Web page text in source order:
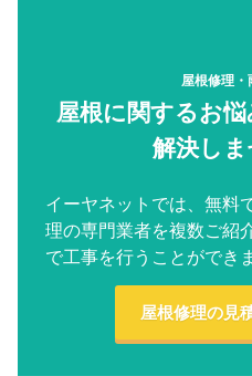
屋根修理・
屋根に関するお
解決し
イーヤネットでは、無料
理の専門業者を複数ご紹
で工事を行うことができ
屋根修理の見